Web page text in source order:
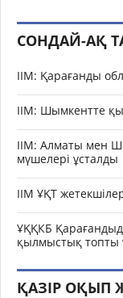
СОНДАЙ-АҚ
ІІМ: Қарағанды
ІІМ: Шымкентте
ІІМ: Алматы мен
мүшелері ұсталды
ІІМ ҰҚТ
ҰҚҚКБ
қылмыстық топты
ҚАЗІР ОҚЫП